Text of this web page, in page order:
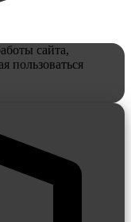
сайта,
пользоваться